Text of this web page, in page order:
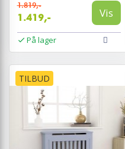
1.819,-
1.419,- Vis
På lager
TILBUD